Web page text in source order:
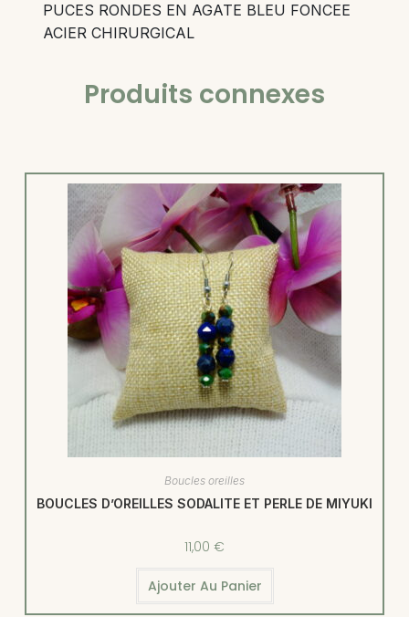
PUCES RONDES EN AGATE BLEU FONCEE
ACIER CHIRURGICAL
Produits connexes
Boucles oreilles
BOUCLES D’OREILLES SODALITE ET PERLE DE MIYUKI
11,00 €
Ajouter Au Panier